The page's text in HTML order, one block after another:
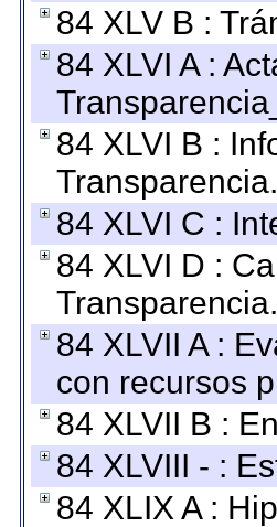
84 XLV B :
84 XLVI A :
84 XLVI B :
Transparencia.
84 XLVI C :
84 XLVI D :
Transparencia.
84 XLVII A :
con recursos
84 XLVII B :
84 XLVIII - :
84 XLIX A :